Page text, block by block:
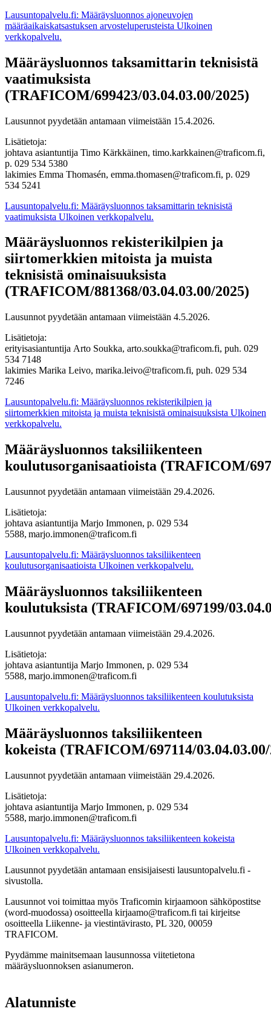
Lausuntopalvelu.fi: Määräysluonnos ajoneuvojen
määräaikaiskatsastuksen arvosteluperusteista Ulkoinen
verkkopalvelu.
Määräysluonnos taksamittarin teknisistä
vaatimuksista
(TRAFICOM/699423/03.04.03.00/2025)
Lausunnot pyydetään antamaan viimeistään 15.4.2026.
Lisätietoja:
johtava asiantuntija Timo Kärkkäinen, timo.karkkainen@traficom.fi,
p. 029 534 5380
lakimies Emma Thomasén, emma.thomasen@traficom.fi, p. 029
534 5241
Lausuntopalvelu.fi: Määräysluonnos taksamittarin teknisistä
vaatimuksista Ulkoinen verkkopalvelu.
Määräysluonnos rekisterikilpien ja
siirtomerkkien mitoista ja muista
teknisistä ominaisuuksista
(TRAFICOM/881368/03.04.03.00/2025)
Lausunnot pyydetään antamaan viimeistään 4.5.2026.
Lisätietoja:
erityisasiantuntija Arto Soukka, arto.soukka@traficom.fi, puh. 029
534 7148
lakimies Marika Leivo, marika.leivo@traficom.fi, puh. 029 534
7246
Lausuntopalvelu.fi: Määräysluonnos rekisterikilpien ja
siirtomerkkien mitoista ja muista teknisistä ominaisuuksista Ulkoinen
verkkopalvelu.
Määräysluonnos taksiliikenteen
koulutusorganisaatioista (TRAFICOM/
Lausunnot pyydetään antamaan viimeistään 29.4.2026.
Lisätietoja:
johtava asiantuntija Marjo Immonen, p. 029 534
5588, marjo.immonen@traficom.fi
Lausuntopalvelu.fi: Määräysluonnos taksiliikenteen
koulutusorganisaatioista Ulkoinen verkkopalvelu.
Määräysluonnos taksiliikenteen
koulutuksista (TRAFICOM/697199/
Lausunnot pyydetään antamaan viimeistään 29.4.2026.
Lisätietoja:
johtava asiantuntija Marjo Immonen, p. 029 534
5588, marjo.immonen@traficom.fi
Lausuntopalvelu.fi: Määräysluonnos taksiliikenteen koulutuksista
Ulkoinen verkkopalvelu.
Määräysluonnos taksiliikenteen
kokeista (TRAFICOM/697114/
Lausunnot pyydetään antamaan viimeistään 29.4.2026.
Lisätietoja:
johtava asiantuntija Marjo Immonen, p. 029 534
5588, marjo.immonen@traficom.fi
Lausuntopalvelu.fi: Määräysluonnos taksiliikenteen kokeista
Ulkoinen verkkopalvelu.
Lausunnot pyydetään antamaan ensisijaisesti lausuntopalvelu.fi -
sivustolla.
Lausunnot voi toimittaa myös Traficomin kirjaamoon sähköpostitse
(word-muodossa) osoitteella kirjaamo@traficom.fi tai kirjeitse
osoitteella Liikenne- ja viestintävirasto, PL 320, 00059
TRAFICOM.
Pyydämme mainitsemaan lausunnossa viitetietona
määräysluonnoksen asianumeron.
Alatunniste